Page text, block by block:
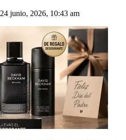
24 junio, 2026, 10:43 am